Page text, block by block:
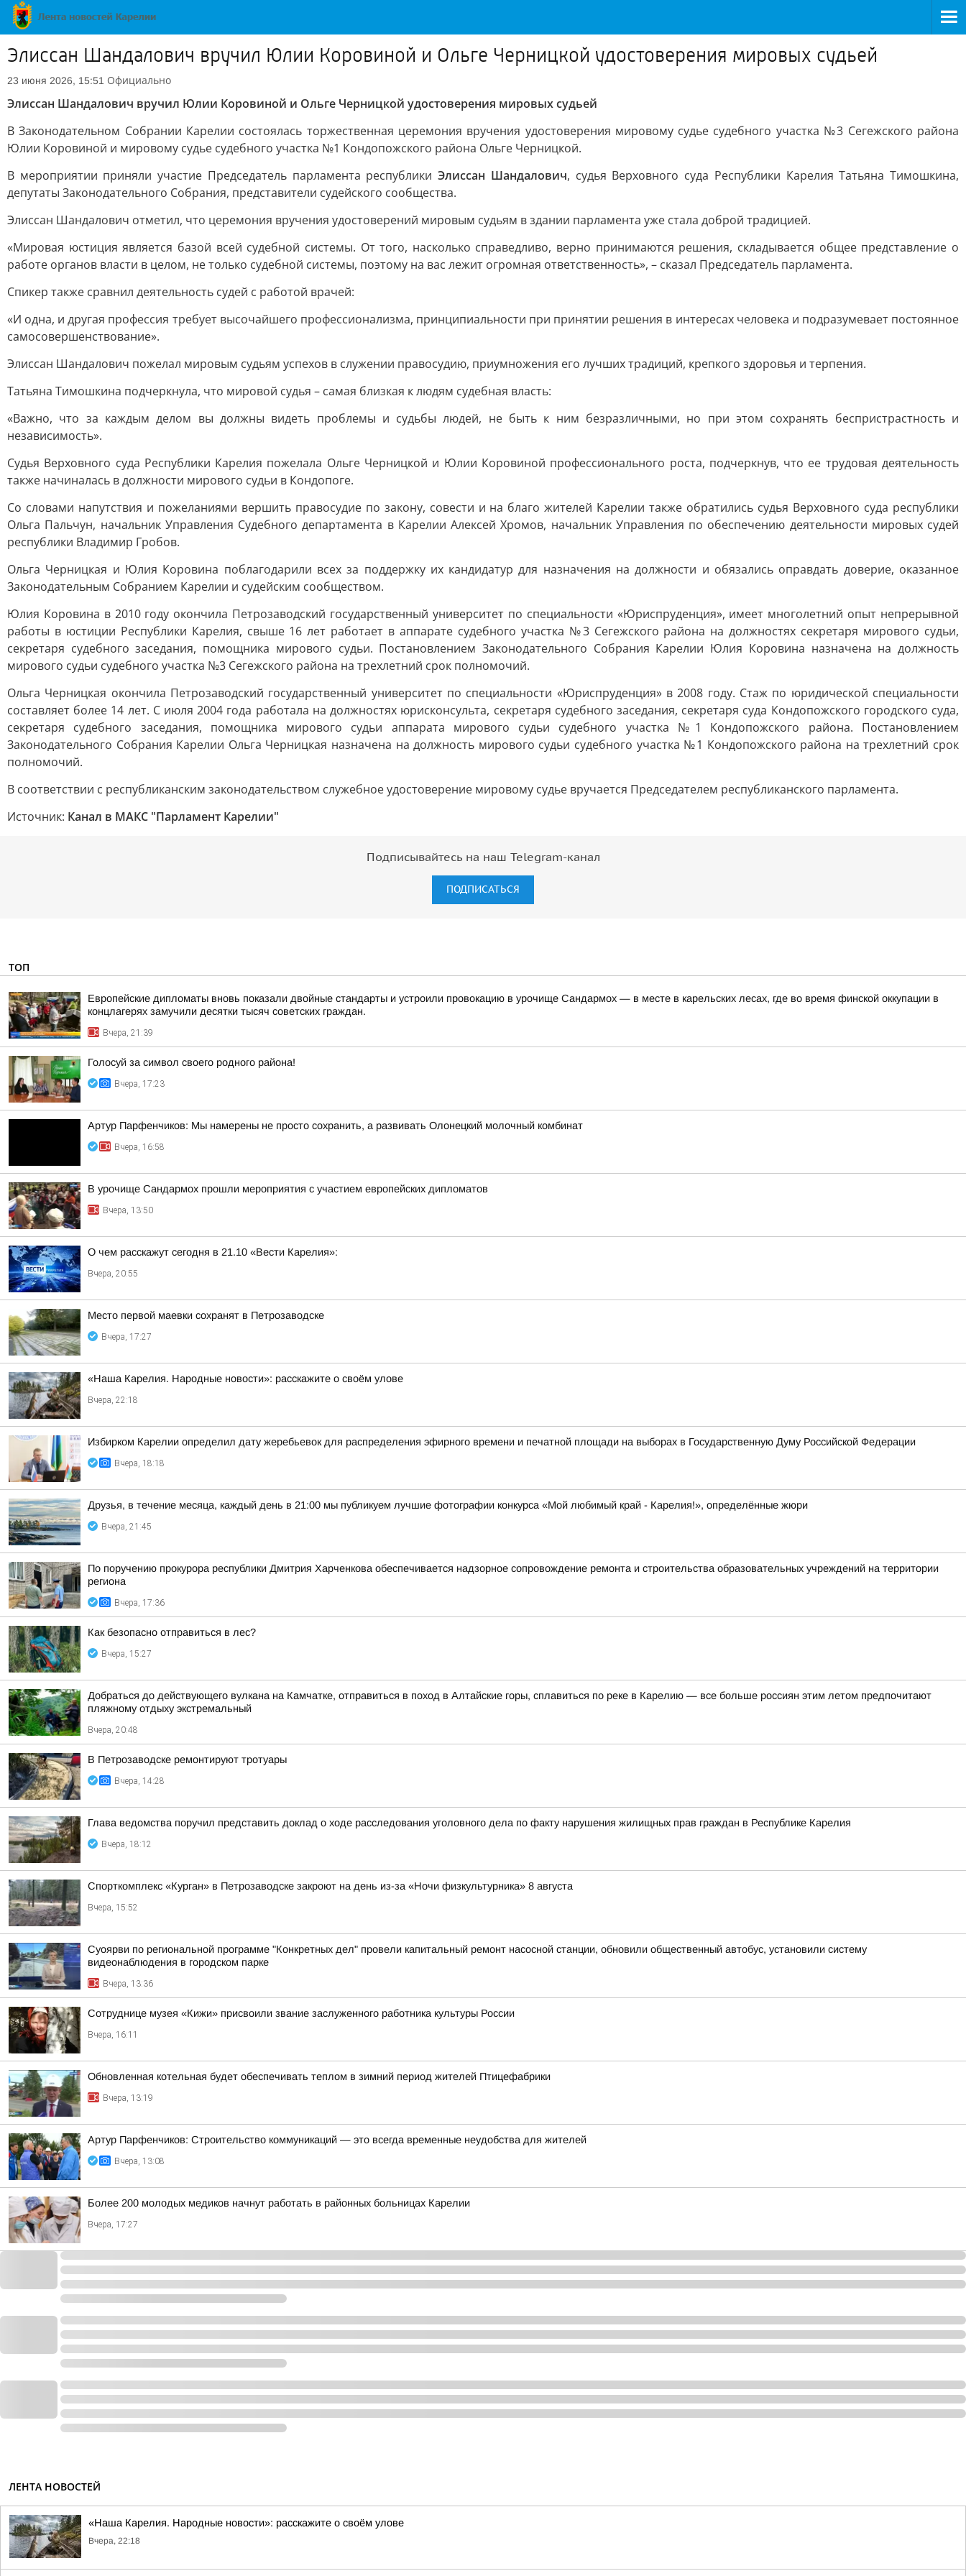
Элиссан Шандалович вручил Юлии Коровиной и Ольге Черницкой удостоверения мировых судьей
23 июня 2026, 15:51 Официально
Элиссан Шандалович вручил Юлии Коровиной и Ольге Черницкой удостоверения мировых судьей
В Законодательном Собрании Карелии состоялась торжественная церемония вручения удостоверения мировому судье судебного участка №3 Сегежского района
Юлии Коровиной и мировому судье судебного участка №1 Кондопожского района Ольге Черницкой.
В мероприятии приняли участие Председатель парламента республикиЭлиссан Шандалович, судья Верховного суда Республики Карелия Татьяна Тимошкина,
депутаты Законодательного Собрания, представители судейского сообщества.
Элиссан Шандалович отметил, что церемония вручения удостоверений мировым судьям в здании парламента уже стала доброй традицией.
«Мировая юстиция является базой всей судебной системы. От того, насколько справедливо, верно принимаются решения, складывается общее представление о
работе органов власти в целом, не только судебной системы, поэтому на вас лежит огромная ответственность», – сказал Председатель парламента.
Спикер также сравнил деятельность судей с работой врачей:
«И одна, и другая профессия требует высочайшего профессионализма, принципиальности при принятии решения в интересах человека и подразумевает постоянное
самосовершенствование».
Элиссан Шандалович пожелал мировым судьям успехов в служении правосудию, приумножения его лучших традиций, крепкого здоровья и терпения.
Татьяна Тимошкина подчеркнула, что мировой судья – самая близкая к людям судебная власть:
«Важно, что за каждым делом вы должны видеть проблемы и судьбы людей, не быть к ним безразличными, но при этом сохранять беспристрастность и
независимость».
Судья Верховного суда Республики Карелия пожелала Ольге Черницкой и Юлии Коровиной профессионального роста, подчеркнув, что ее трудовая деятельность
также начиналась в должности мирового судьи в Кондопоге.
Со словами напутствия и пожеланиями вершить правосудие по закону, совести и на благо жителей Карелии также обратились судья Верховного суда республики
Ольга Пальчун, начальник Управления Судебного департамента в Карелии Алексей Хромов, начальник Управления по обеспечению деятельности мировых судей
республики Владимир Гробов.
Ольга Черницкая и Юлия Коровина поблагодарили всех за поддержку их кандидатур для назначения на должности и обязались оправдать доверие, оказанное
Законодательным Собранием Карелии и судейским сообществом.
Юлия Коровина в 2010 году окончила Петрозаводский государственный университет по специальности «Юриспруденция», имеет многолетний опыт непрерывной
работы в юстиции Республики Карелия, свыше 16 лет работает в аппарате судебного участка №3 Сегежского района на должностях секретаря мирового судьи,
секретаря судебного заседания, помощника мирового судьи. Постановлением Законодательного Собрания Карелии Юлия Коровина назначена на должность
мирового судьи судебного участка №3 Сегежского района на трехлетний срок полномочий.
Ольга Черницкая окончила Петрозаводский государственный университет по специальности «Юриспруденция» в 2008 году. Стаж по юридической специальности
составляет более 14 лет. С июля 2004 года работала на должностях юрисконсульта, секретаря судебного заседания, секретаря суда Кондопожского городского суда,
секретаря судебного заседания, помощника мирового судьи аппарата мирового судьи судебного участка №1 Кондопожского района. Постановлением
Законодательного Собрания Карелии Ольга Черницкая назначена на должность мирового судьи судебного участка №1 Кондопожского района на трехлетний срок
полномочий.
В соответствии с республиканским законодательством служебное удостоверение мировому судье вручается Председателем республиканского парламента.
Источник: Канал в МАКС "Парламент Карелии"
Подписывайтесь на наш Telegram-канал
ПОДПИСАТЬСЯ
ТОП
Европейские дипломаты вновь показали двойные стандарты и устроили провокацию в урочище Сандармох — в месте в карельских лесах, где во время финской оккупации в
концлагерях замучили десятки тысяч советских граждан.
Вчера, 21:39
Голосуй за символ своего родного района!
Вчера, 17:23
Артур Парфенчиков: Мы намерены не просто сохранить, а развивать Олонецкий молочный комбинат
Вчера, 16:58
В урочище Сандармох прошли мероприятия с участием европейских дипломатов
Вчера, 13:50
О чем расскажут сегодня в 21.10 «Вести Карелия»:
Вчера, 20:55
Место первой маевки сохранят в Петрозаводске
Вчера, 17:27
«Наша Карелия. Народные новости»: расскажите о своём улове
Вчера, 22:18
Избирком Карелии определил дату жеребьевок для распределения эфирного времени и печатной площади на выборах в Государственную Думу Российской Федерации
Вчера, 18:18
Друзья, в течение месяца, каждый день в 21:00 мы публикуем лучшие фотографии конкурса «Мой любимый край - Карелия!», определённые жюри
Вчера, 21:45
По поручению прокурора республики Дмитрия Харченкова обеспечивается надзорное сопровождение ремонта и строительства образовательных учреждений на территории
региона
Вчера, 17:36
Как безопасно отправиться в лес?
Вчера, 15:27
Добраться до действующего вулкана на Камчатке, отправиться в поход в Алтайские горы, сплавиться по реке в Карелию — все больше россиян этим летом предпочитают
пляжному отдыху экстремальный
Вчера, 20:48
В Петрозаводске ремонтируют тротуары
Вчера, 14:28
Глава ведомства поручил представить доклад о ходе расследования уголовного дела по факту нарушения жилищных прав граждан в Республике Карелия
Вчера, 18:12
Спорткомплекс «Курган» в Петрозаводске закроют на день из-за «Ночи физкультурника» 8 августа
Вчера, 15:52
Суоярви по региональной программе "Конкретных дел" провели капитальный ремонт насосной станции, обновили общественный автобус, установили систему
видеонаблюдения в городском парке
Вчера, 13:36
Сотруднице музея «Кижи» присвоили звание заслуженного работника культуры России
Вчера, 16:11
Обновленная котельная будет обеспечивать теплом в зимний период жителей Птицефабрики
Вчера, 13:19
Артур Парфенчиков: Строительство коммуникаций — это всегда временные неудобства для жителей
Вчера, 13:08
Более 200 молодых медиков начнут работать в районных больницах Карелии
Вчера, 17:27
ЛЕНТА НОВОСТЕЙ
«Наша Карелия. Народные новости»: расскажите о своём улове
Вчера, 22:18